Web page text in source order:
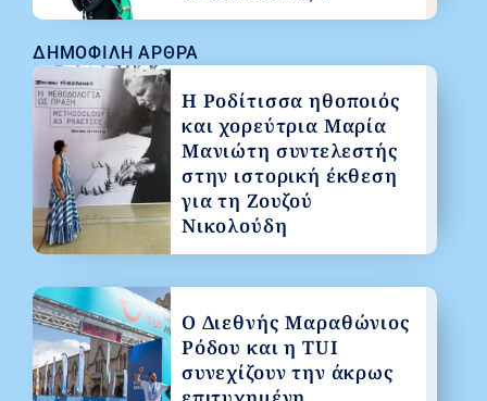
ΔΗΜΟΦΙΛΉ ΆΡΘΡΑ
Η Ροδίτισσα ηθοποιός
και χορεύτρια Μαρία
Μανιώτη συντελεστής
στην ιστορική έκθεση
για τη Ζουζού
Νικολούδη
Ο Διεθνής Μαραθώνιος
Ρόδου και η TUI
συνεχίζουν την άκρως